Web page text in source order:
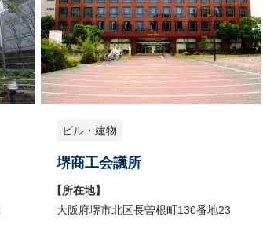
ビル・建物
堺商工会議所
【所在地】
大阪府堺市北区長曽根町130番地23